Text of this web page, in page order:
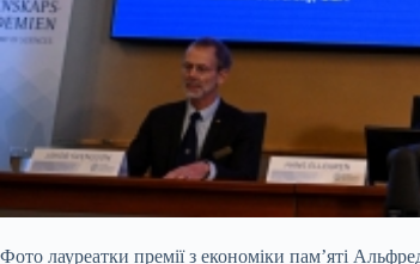
Фото лауреатки премії з економіки пам’яті